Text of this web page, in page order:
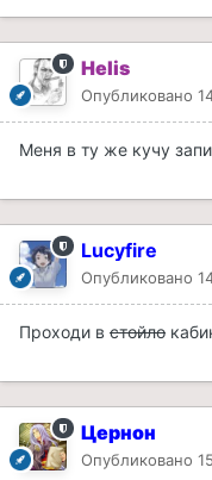
Helis
Опубликовано
Меня в ту же кучу
Lucyfire
Опубликовано
Проходи в стойло
Цернон
Опубликовано